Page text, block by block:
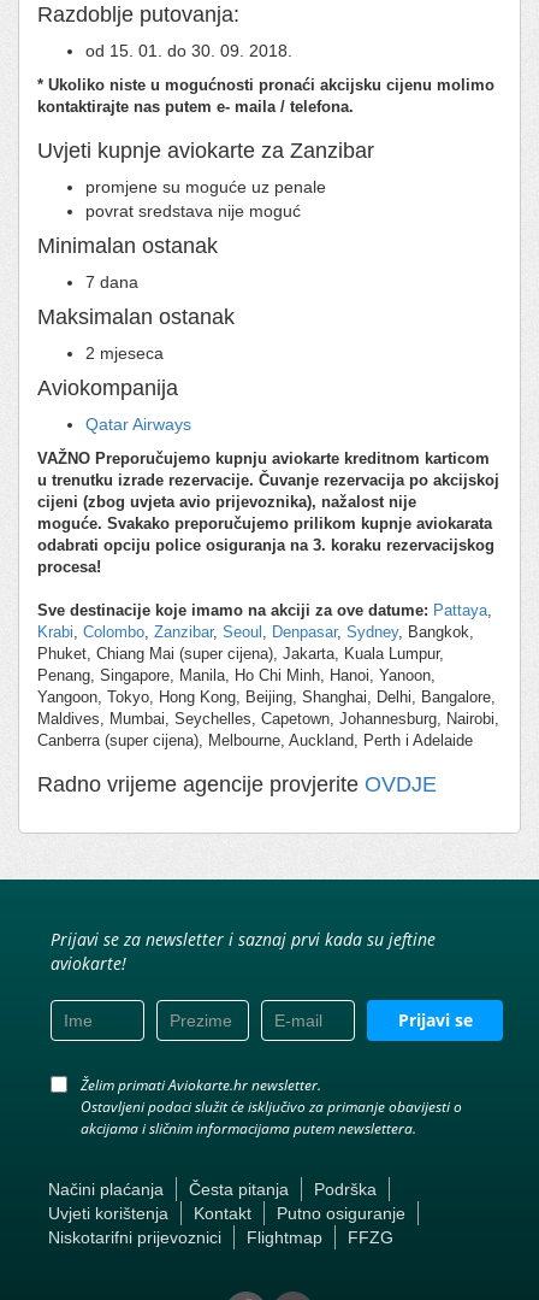
Razdoblje putovanja:
od 15. 01. do 30. 09. 2018.
* Ukoliko niste u mogućnosti pronaći akcijsku cijenu molimo
kontaktirajte nas putem e- maila / telefona.
Uvjeti kupnje aviokarte za Zanzibar
promjene su moguće uz penale
povrat sredstava nije moguć
Minimalan ostanak
7 dana
Maksimalan ostanak
2 mjeseca
Aviokompanija
Qatar Airways
VAŽNO Preporučujemo kupnju aviokarte kreditnom karticom
u trenutku izrade rezervacije. Čuvanje rezervacija po akcijskoj
cijeni (zbog uvjeta avio prijevoznika), nažalost nije
moguće. Svakako preporučujemo prilikom kupnje aviokarata
odabrati opciju police osiguranja na 3. koraku rezervacijskog
procesa!
Sve destinacije koje imamo na akciji za ove datume: Pattaya
Krabi Colombo Zanzibar, Seoul Denpasar, Sydney, Bangkok,
Phuket, Chiang Mai (super cijena), Jakarta, Kuala Lumpur,
Penang, Singapore, Manila, Ho Chi Minh, Hanoi, Yanoon,
Yangoon, Tokyo, Hong Kong, Beijing, Shanghai, Delhi, Bangalore,
Maldives, Mumbai, Seychelles, Capetown, Johannesburg, Nairobi,
Canberra (super cijena), Melbourne, Auckland, Perth i Adelaide
Radno vrijeme agencije provjerite OVDJE
Prijavi se za newsletter i saznaj prvi kada su jeftine
aviokarte!
Prijavi se
Želim primati Aviokarte.hr newsletter.
Ostavljeni podaci služit će isključivo za primanje obavijesti o
akcijama i sličnim informacijama putem newslettera.
Načini plaćanja Česta pitanja
Podrška
Uvjeti korištenja
Kontakt
Putno osiguranje
Niskotarifni prijevoznici
Flightmap FFZG